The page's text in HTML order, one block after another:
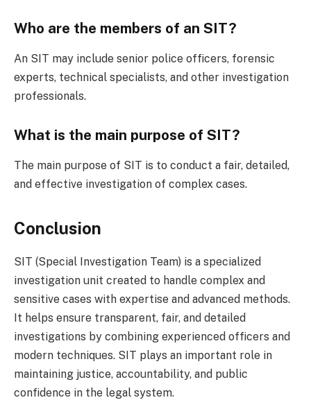
Who are the members of an SIT?
An SIT may include senior police officers, forensic
experts, technical specialists, and other investigation
professionals.
What is the main purpose of SIT?
The main purpose of SIT is to conduct a fair, detailed,
and effective investigation of complex cases.
Conclusion
SIT (Special Investigation Team) is a specialized
investigation unit created to handle complex and
sensitive cases with expertise and advanced methods.
It helps ensure transparent, fair, and detailed
investigations by combining experienced officers and
modern techniques. SIT plays an important role in
maintaining justice, accountability, and public
confidence in the legal system.